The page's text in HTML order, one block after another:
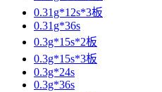
0.31g*12s*3板
0.31g*36s
0.3g*15s*2板
0.3g*15s*3板
0.3g*24s
0.3g*36s